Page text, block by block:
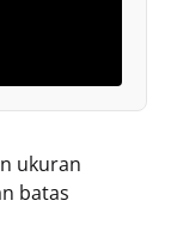
ukuran
batas